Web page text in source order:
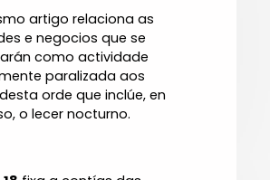
artigo relaciona as
e negocios que se
como actividade
paralizada aos
orde que inclúe, en
o lecer nocturno.